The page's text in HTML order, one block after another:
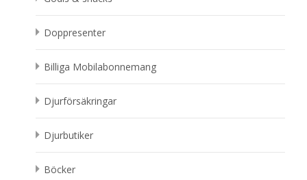
Doppresenter
Billiga Mobilabonnemang
Djurförsäkringar
Djurbutiker
Böcker